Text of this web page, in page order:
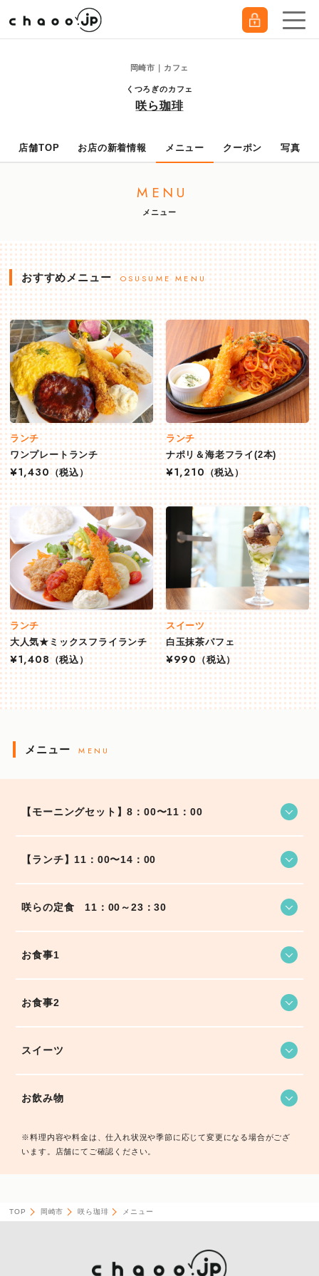
岡崎市｜カフェ
くつろぎのカフェ
咲ら珈琲
店舗TOP お店の新着情報 メニュー クーポン 写真
MENU
メニュー
おすすめメニュー OSUSUME MENU
ランチ
ワンプレートランチ
¥1,430（税込）
ランチ
ナポリ＆海老フライ(2本)
¥1,210（税込）
ランチ
大人気★ミックスフライランチ
¥1,408（税込）
スイーツ
白玉抹茶パフェ
¥990（税込）
メニュー MENU
【モーニングセット】8：00〜11：00
【ランチ】11：00〜14：00
咲らの定食 11：00～23：30
お食事1
お食事2
スイーツ
お飲み物
※料理内容や料金は、仕入れ状況や季節に応じて変更になる場合がござ
います。店舗にてご確認ください。
TOP 岡崎市 咲ら珈琲 メニュー